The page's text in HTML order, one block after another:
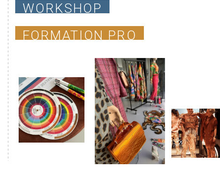
WORKSHOP
FORMATION PRO